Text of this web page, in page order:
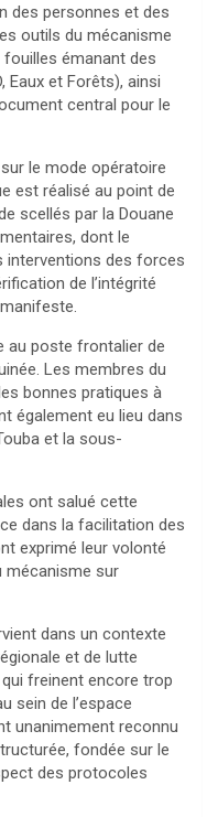
des personnes et des
outils du mécanisme
émanant des
Eaux et Forêts), ainsi
central pour le
le mode opératoire
est réalisé au point de
scellés par la Douane
dont le
interventions des forces
de l’intégrité
au poste frontalier de
Les membres du
bonnes pratiques à
également eu lieu dans
et la sous-
ont salué cette
dans la facilitation des
exprimé leur volonté
mécanisme sur
dans un contexte
et de lutte
freinent encore trop
sein de l’espace
unanimement reconnu
fondée sur le
des protocoles